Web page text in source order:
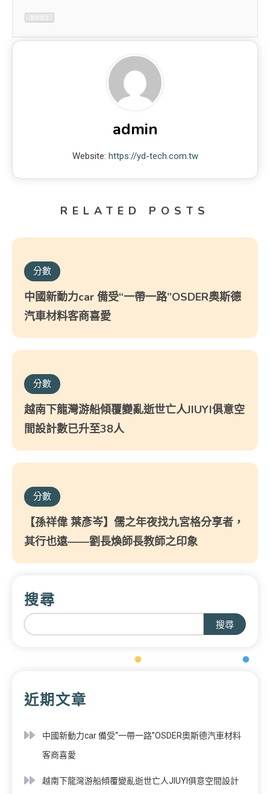
admin
Website: https://yd-tech.com.tw
RELATED POSTS
分數
中國新動力car 備受“一帶一路”OSDER奧斯德
汽車材料客商喜愛
分數
越南下龍灣游船傾覆變亂逝世亡人JIUYI俱意空
間設計數已升至38人
分數
【孫祥偉 葉彥岑】儒之年夜找九宮格分享者，
其行也遠——劉長煥師長教師之印象
搜尋
搜尋
近期文章
中國新動力car 備受“一帶一路”OSDER奧斯德汽車材料
客商喜愛
越南下龍灣游船傾覆變亂逝世亡人JIUYI俱意空間設計